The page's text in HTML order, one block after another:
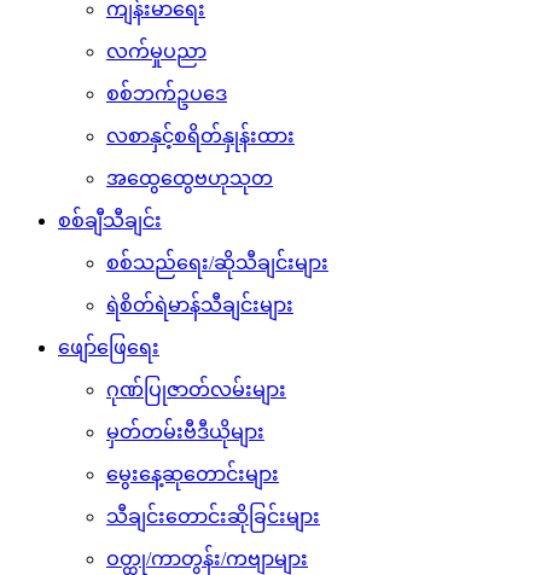
ကျန်းမာရေး
လက်မှုပညာ
စစ်ဘက်ဥပဒေ
လစာနှင့်စရိတ်နှုန်းထား
အထွေထွေဗဟုသုတ
စစ်ချီသီချင်း
စစ်သည်ရေး/ဆိုသီချင်းများ
ရဲစိတ်ရဲမာန်သီချင်းများ
ဖျော်ဖြေရေး
ဂုဏ်ပြုဇာတ်လမ်းများ
မှတ်တမ်းဗီဒီယိုများ
မွေးနေ့ဆုတောင်းများ
သီချင်းတောင်းဆိုခြင်းများ
ဝတ္ထု/ကာတွန်း/ကဗျာများ